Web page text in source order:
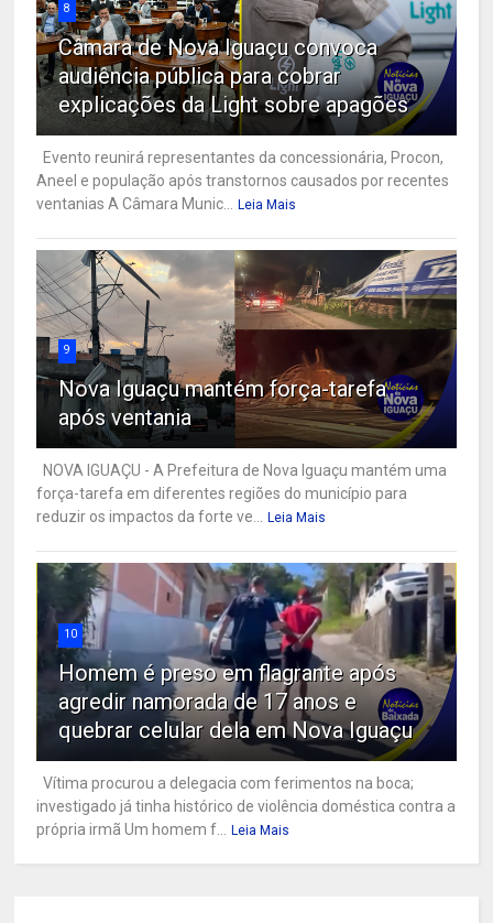
8
Câmara de Nova Iguaçu convoca
audiência pública para cobrar
explicações da Light sobre apagões
Evento reunirá representantes da concessionária, Procon,
Aneel e população após transtornos causados por recentes
ventanias A Câmara Munic...
Leia Mais
9
Nova Iguaçu mantém força-tarefa
após ventania
NOVA IGUAÇU - A Prefeitura de Nova Iguaçu mantém uma
força-tarefa em diferentes regiões do município para
reduzir os impactos da forte ve...
Leia Mais
10
Homem é preso em flagrante após
agredir namorada de 17 anos e
quebrar celular dela em Nova Iguaçu
Vítima procurou a delegacia com ferimentos na boca;
investigado já tinha histórico de violência doméstica contra a
própria irmã Um homem f...
Leia Mais